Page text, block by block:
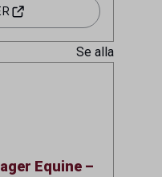
Se alla
Equine –